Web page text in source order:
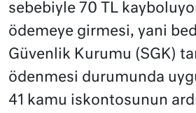
sebebiyle 70 TL
ödemeye girmesi, yani
Güvenlik Kurumu (SGK)
ödenmesi durumunda
41 kamu iskontosunun